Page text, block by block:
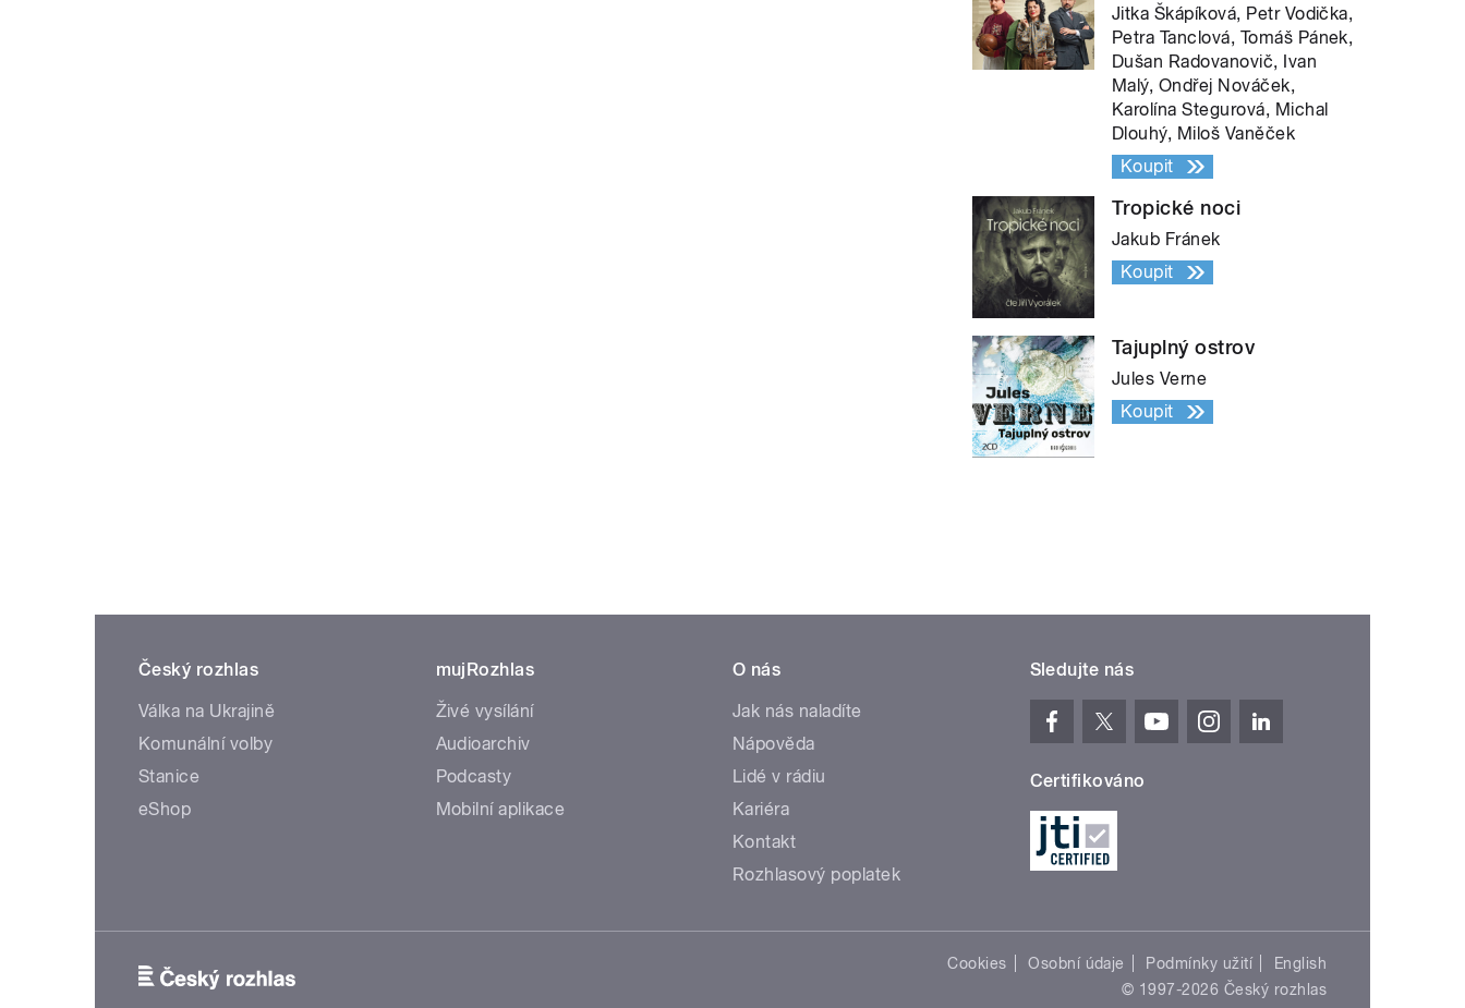
Jitka Škápíková, Petr Vodička,
Petra Tanclová, Tomáš Pánek,
Dušan Radovanovič, Ivan
Malý, Ondřej Nováček,
Karolína Stegurová, Michal
Dlouhý, Miloš Vaněček
Koupit
Tropické noci
Jakub Fránek
Koupit
Tajuplný ostrov
Jules Verne
Koupit
Český rozhlas
Válka na Ukrajině
Komunální volby
Stanice
eShop
mujRozhlas
Živé vysílání
Audioarchiv
Podcasty
Mobilní aplikace
O nás
Jak nás naladíte
Nápověda
Lidé v rádiu
Kariéra
Kontakt
Rozhlasový poplatek
Sledujte nás
Certifikováno
Cookies Osobní údaje Podmínky užití
English
© 1997-2026 Český rozhlas